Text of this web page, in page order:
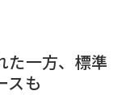
た一方、標準
スも